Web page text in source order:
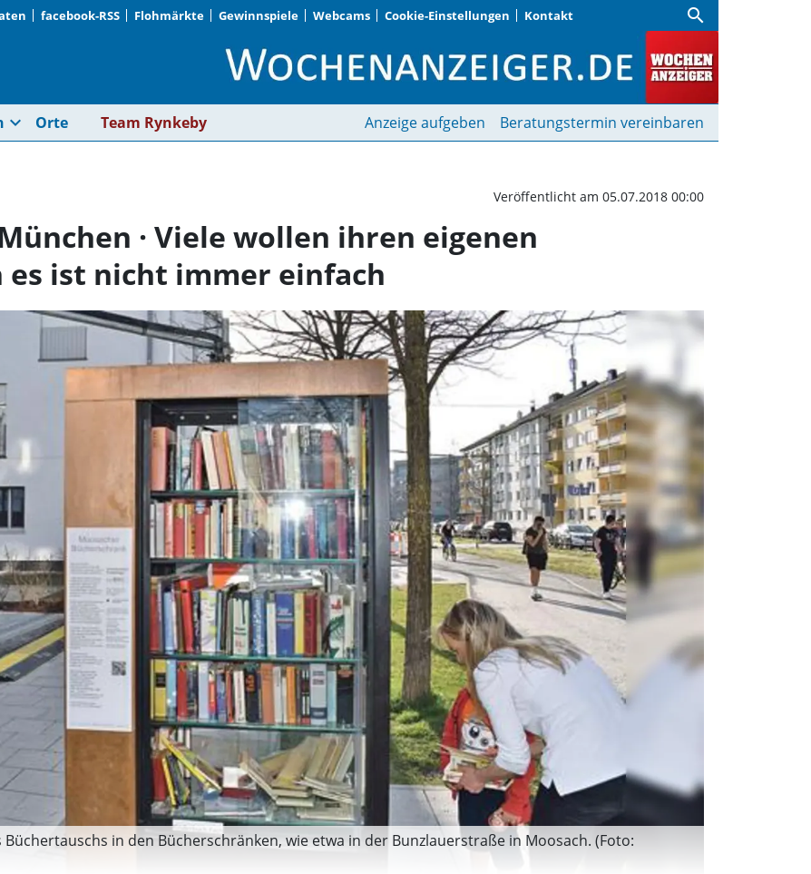
facebook-RSS Flohmärkte Gewinnspiele Webcams Cookie-Einstellungen Kontakt search
München/Landkreis München · Viele wollen
expand_more Orte Team Rynkeby Anzeige aufgeben Beratungstermin vereinbaren
Veröffentlicht am 05.07.2018 00:00
· Viele wollen ihren eigenen
es ist nicht immer einfach
in den Bücherschränken, wie etwa in der Bunzlauerstraße in Moosach. (Foto: